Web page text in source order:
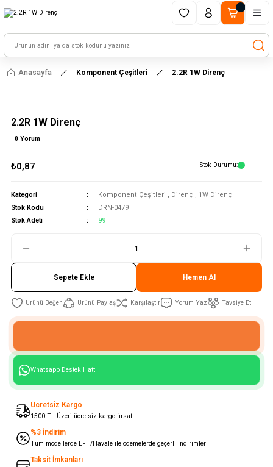
HAYAL ET - TASARLA - ÇALIŞTIR
Anasayfa Komponent Çeşitleri 2.2R 1W Direnç
2.2R 1W Direnç
0 Yorum
₺0,87 Stok Durumu
Kategori Komponent Çeşitleri , Direnç , 1W Direnç
Stok Kodu
DRN-0479
Stok Adeti
99
Sepete Ekle Hemen Al
Ürünü Paylaş Karşılaştır Yorum Yaz Tavsiye Et
Whatsapp Destek Hattı
Ücretsiz Kargo
1500 TL Üzeri ücretsiz kargo fırsatı!
%3 İndirim
Tüm modellerde EFT/Havale ile ödemelerde geçerli indirimler
Taksit İmkanları